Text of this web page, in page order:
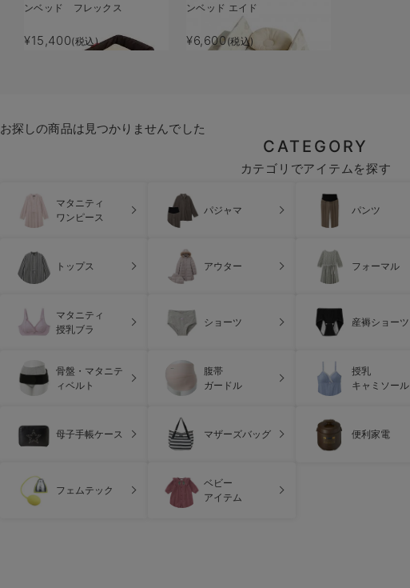
ンベッド フレックス
¥15,400(税込)
ンベッド エイド
¥6,600(税込)
お探しの商品は見つかりませんでした
CATEGORY
カテゴリでアイテムを探す
マタニティ
ワンピース
パジャマ パンツ
トップス アウター フォーマル
マタニティ
授乳ブラ
ショーツ 産褥ショーツ
骨盤・マタニテ
ィベルト
腹帯
ガードル
授乳
キャミソール
母子手帳ケース マザーズバッグ 便利家電
フェムテック
ベビー
アイテム